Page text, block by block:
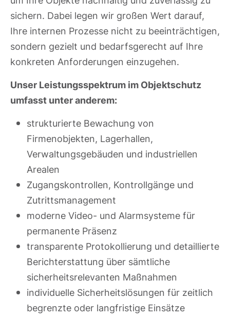
sichern. Dabei legen wir großen Wert darauf,
Ihre internen Prozesse nicht zu beeinträchtigen,
sondern gezielt und bedarfsgerecht auf Ihre
konkreten Anforderungen einzugehen.
Unser Leistungsspektrum im Objektschutz
umfasst unter anderem:
strukturierte Bewachung von
Firmenobjekten, Lagerhallen,
Verwaltungsgebäuden und industriellen
Arealen
Zugangskontrollen, Kontrollgänge und
Zutrittsmanagement
moderne Video- und Alarmsysteme für
permanente Präsenz
transparente Protokollierung und detaillierte
Berichterstattung über sämtliche
sicherheitsrelevanten Maßnahmen
individuelle Sicherheitslösungen für zeitlich
begrenzte oder langfristige Einsätze